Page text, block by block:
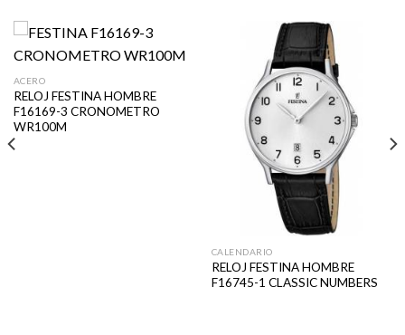
ACERO
RELOJ FESTINA HOMBRE
F16169-3 CRONOMETRO
WR100M
CALENDARIO
RELOJ FESTINA HOMBRE
F16745-1 CLASSIC NUMBERS